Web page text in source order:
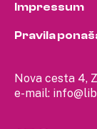
Nova cesta 4,
e-mail:
Impressum
Pravila